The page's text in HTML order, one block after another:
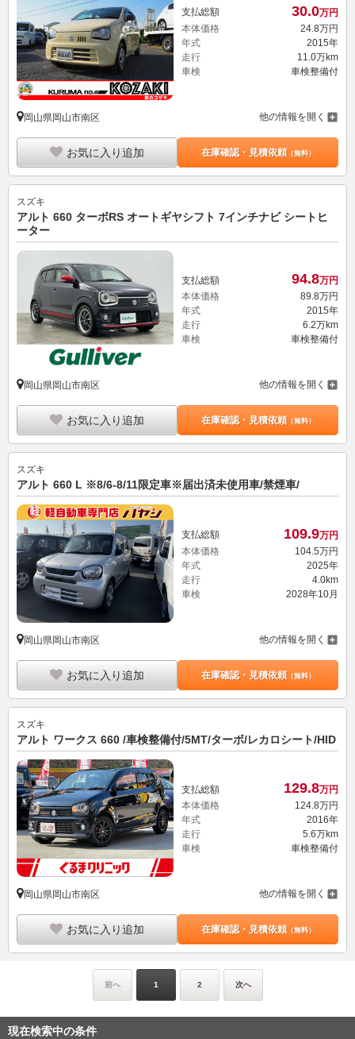
支払総額 30.0万円
本体価格
24.8万円
年式
2015年
走行
11.0万km
車検
車検整備付
岡山県岡山市南区 他の情報を開く
お気に入り追加 在庫確認・見積依頼（無料）
スズキ
アルト 660 ターボRS オートギヤシフト 7インチナビ シートヒ
ーター
支払総額 94.8万円
本体価格
89.8万円
年式
2015年
走行
6.2万km
車検
車検整備付
岡山県岡山市南区 他の情報を開く
お気に入り追加 在庫確認・見積依頼（無料）
スズキ
アルト 660 L ※8/6-8/11限定車※届出済未使用車/禁煙車/
支払総額 109.9万円
本体価格
104.5万円
年式
2025年
走行
4.0km
車検
2028年10月
岡山県岡山市南区 他の情報を開く
お気に入り追加 在庫確認・見積依頼（無料）
スズキ
アルト ワークス 660 /車検整備付/5MT/ターボ/レカロシート/HID
支払総額 129.8万円
本体価格
124.8万円
年式
2016年
走行
5.6万km
車検
車検整備付
岡山県岡山市南区 他の情報を開く
お気に入り追加 在庫確認・見積依頼（無料）
前へ 1 2 次へ
現在検索中の条件